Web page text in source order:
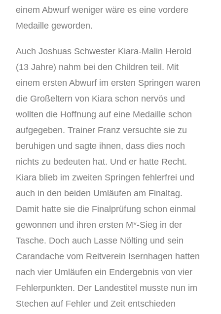
einem Abwurf weniger wäre es eine vordere
Medaille geworden.
Auch Joshuas Schwester Kiara-Malin Herold
(13 Jahre) nahm bei den Children teil. Mit
einem ersten Abwurf im ersten Springen waren
die Großeltern von Kiara schon nervös und
wollten die Hoffnung auf eine Medaille schon
aufgegeben. Trainer Franz versuchte sie zu
beruhigen und sagte ihnen, dass dies noch
nichts zu bedeuten hat. Und er hatte Recht.
Kiara blieb im zweiten Springen fehlerfrei und
auch in den beiden Umläufen am Finaltag.
Damit hatte sie die Finalprüfung schon einmal
gewonnen und ihren ersten M*-Sieg in der
Tasche. Doch auch Lasse Nölting und sein
Carandache vom Reitverein Isernhagen hatten
nach vier Umläufen ein Endergebnis von vier
Fehlerpunkten. Der Landestitel musste nun im
Stechen auf Fehler und Zeit entschieden